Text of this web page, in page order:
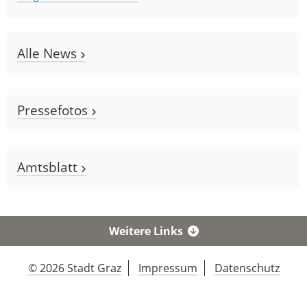
Alle News
Pressefotos
Amtsblatt
Weitere Links
© 2026 Stadt Graz Impressum Datenschutz